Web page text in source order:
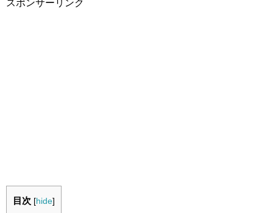
スポンサーリンク
目次 [hide]